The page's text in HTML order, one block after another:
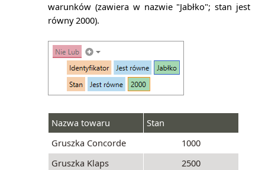
warunków (zawiera w nazwie "Jabłko"; stan jest
równy 2000).
Nazwa towaru
Stan
Gruszka Concorde
1000
Gruszka Klaps
2500